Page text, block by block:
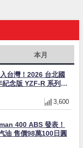
本月
台灣！2026 台北國
紀念版 YZF-R 系列限
3,600
400 ABS 發表！
油 售價98萬100日圓